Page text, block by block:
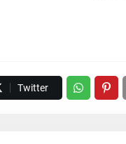
Twitter